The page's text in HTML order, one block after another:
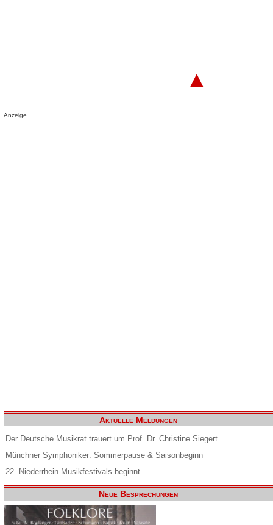
▲
Anzeige
Aktuelle Meldungen
Der Deutsche Musikrat trauert um Prof. Dr. Christine Siegert
Münchner Symphoniker: Sommerpause & Saisonbeginn
22. Niederrhein Musikfestivals beginnt
Neue Besprechungen